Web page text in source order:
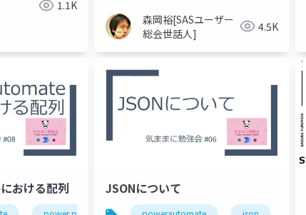
1.1K
森岡裕[SASユーザー
総会世話人]
4.5K
おける配列 JSONについて